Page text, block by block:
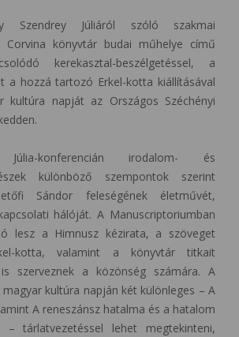
Szendrey Júliáról szóló szakmai
Corvina könyvtár budai műhelye című
kerekasztal-beszélgetéssel, a
a hozzá tartozó Erkel-kotta kiállításával
kultúra napját az Országos Széchényi
konferencián irodalom- és
különböző szempontok szerint
Sándor feleségének életművét,
hálóját. A Manuscriptoriumban
lesz a Himnusz kézirata, a szöveget
kotta, valamint a könyvtár titkait
szerveznek a közönség számára. A
kultúra napján két különleges – A
A reneszánsz hatalma és a hatalom
– tárlatvezetéssel lehet megtekinteni,